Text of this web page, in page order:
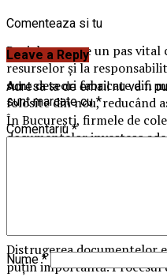
Reciclarea este un pas
resurselor și la
sunt deseori fabricate din
folosite din nou, reducând
În București, firmele de
documentelor investesc
proceduri care asigură că
mod corespunzător și în
Distrugerea documentelor
puțin importantă. Procesul
Comenteaza si tu
Leave a Reply
Adresa ta de email nu va fi
sunt marcate cu*
Comentariu*
Nume*